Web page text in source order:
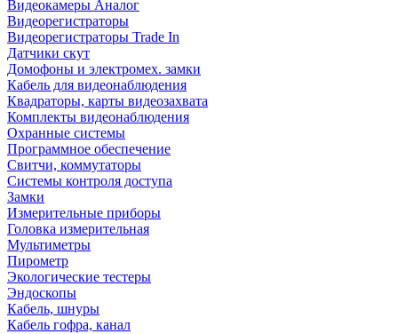
Видеокамеры Аналог
Видеорегистраторы
Видеорегистраторы Trade In
Датчики скут
Домофоны и электромех. замки
Кабель для видеонаблюдения
Квадраторы, карты видеозахвата
Комплекты видеонаблюдения
Охранные системы
Программное обеспечение
Свитчи, коммутаторы
Системы контроля доступа
Замки
Измерительные приборы
Головка измерительная
Мультиметры
Пирометр
Экологические тестеры
Эндоскопы
Кабель, шнуры
Кабель гофра, канал